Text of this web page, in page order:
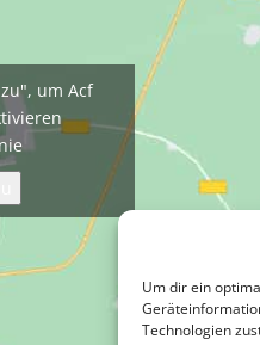
Um dir ein
Technologien
um Acf